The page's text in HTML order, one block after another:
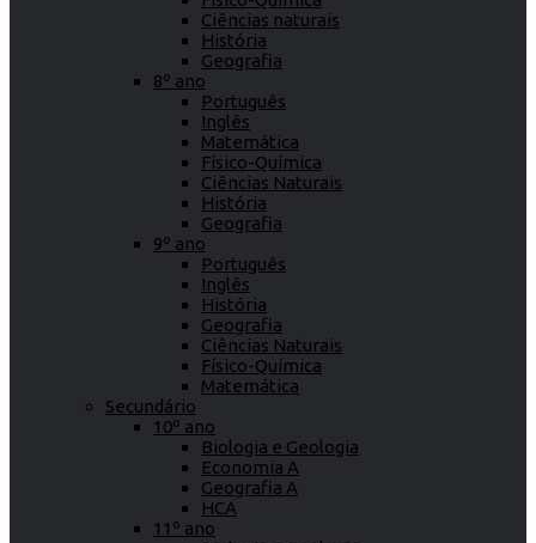
Ciências naturais
História
Geografia
8º ano
Português
Inglês
Matemática
Físico-Química
Ciências Naturais
História
Geografia
9º ano
Português
Inglês
História
Geografia
Ciências Naturais
Físico-Química
Matemática
Secundário
10º ano
Biologia e Geologia
Economia A
Geografia A
HCA
11º ano